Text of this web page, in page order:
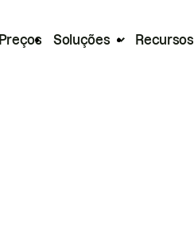
Preços Soluções Recursos